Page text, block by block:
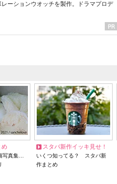
ーションウオッチを製作。ドラマプロデ
め
写真集…
スタバ新作イッキ見せ！
いくつ知ってる？ スタバ新
作まとめ